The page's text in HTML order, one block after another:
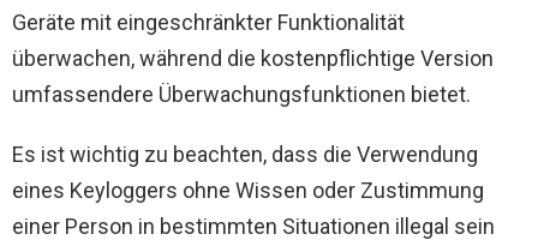
Geräte mit eingeschränkter Funktionalität
überwachen, während die kostenpflichtige Version
umfassendere Überwachungsfunktionen bietet.
Es ist wichtig zu beachten, dass die Verwendung
eines Keyloggers ohne Wissen oder Zustimmung
einer Person in bestimmten Situationen illegal sein